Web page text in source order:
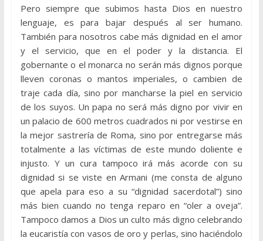
Pero siempre que subimos hasta Dios en nuestro
lenguaje, es para bajar después al ser humano.
También para nosotros cabe más dignidad en el amor
y el servicio, que en el poder y la distancia. El
gobernante o el monarca no serán más dignos porque
lleven coronas o mantos imperiales, o cambien de
traje cada día, sino por mancharse la piel en servicio
de los suyos. Un papa no será más digno por vivir en
un palacio de 600 metros cuadrados ni por vestirse en
la mejor sastrería de Roma, sino por entregarse más
totalmente a las víctimas de este mundo doliente e
injusto. Y un cura tampoco irá más acorde con su
dignidad si se viste en Armani (me consta de alguno
que apela para eso a su “dignidad sacerdotal”) sino
más bien cuando no tenga reparo en “oler a oveja”.
Tampoco damos a Dios un culto más digno celebrando
la eucaristía con vasos de oro y perlas, sino haciéndolo